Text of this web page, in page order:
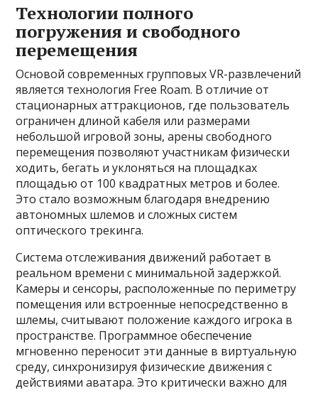
Технологии полного
погружения и свободного
перемещения
Основой современных групповых VR-развлечений
является технология Free Roam. В отличие от
стационарных аттракционов, где пользователь
ограничен длиной кабеля или размерами
небольшой игровой зоны, арены свободного
перемещения позволяют участникам физически
ходить, бегать и уклоняться на площадках
площадью от 100 квадратных метров и более.
Это стало возможным благодаря внедрению
автономных шлемов и сложных систем
оптического трекинга.
Система отслеживания движений работает в
реальном времени с минимальной задержкой.
Камеры и сенсоры, расположенные по периметру
помещения или встроенные непосредственно в
шлемы, считывают положение каждого игрока в
пространстве. Программное обеспечение
мгновенно переносит эти данные в виртуальную
среду, синхронизируя физические движения с
действиями аватара. Это критически важно для